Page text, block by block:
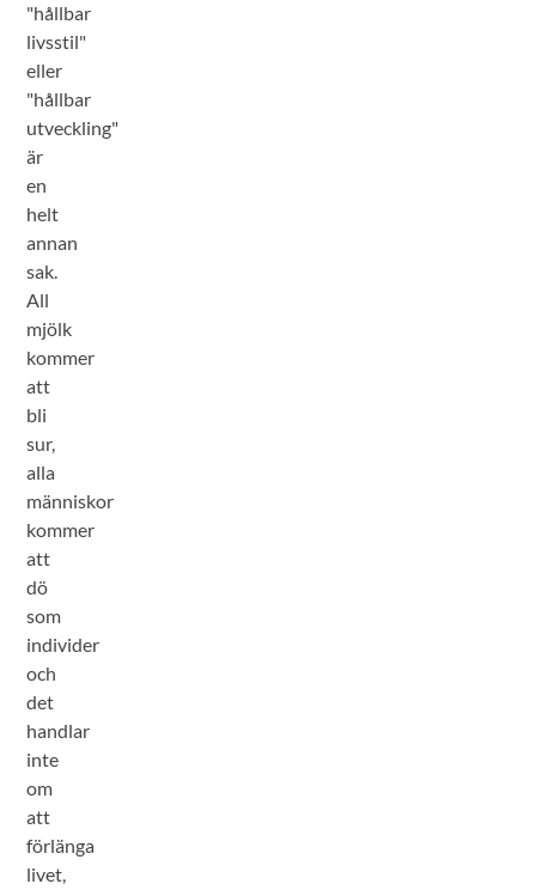
"hållbar
livsstil"
eller
"hållbar
utveckling"
är
en
helt
annan
sak.
All
mjölk
kommer
att
bli
sur,
alla
människor
kommer
att
dö
som
individer
och
det
handlar
inte
om
att
förlänga
livet,